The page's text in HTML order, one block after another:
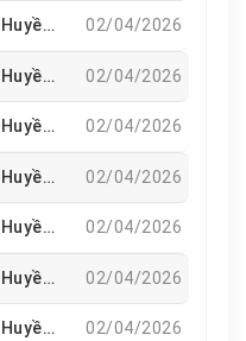
Chương 166: C166: Quỷ Độ Huyền Hà 02/04/2026
Chương 165: C165: Quỷ Độ Huyền Hà 02/04/2026
Chương 164: C164: Quỷ Độ Huyền Hà 02/04/2026
Chương 163: C163: Quỷ Độ Huyền Hà 02/04/2026
Chương 162: C162: Quỷ Độ Huyền Hà 02/04/2026
Chương 161: C161: Quỷ Độ Huyền Hà 02/04/2026
Chương 160: C160: Quỷ Độ Huyền Hà 02/04/2026